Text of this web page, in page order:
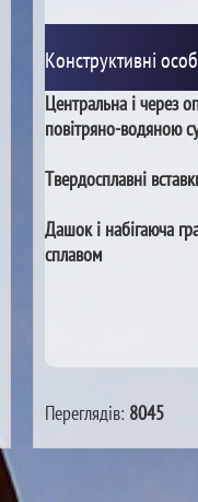
Конструктивні
Центральна і через
повітряно-водяною
Твердосплавні
Дашок і набігаюча
сплавом
Переглядів: 8045